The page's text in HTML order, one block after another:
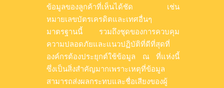
ข้อมูลของลูกค้าที่เห็นได้ชัด เช่น
หมายเลขบัตรเครดิตและเทศอื่นๆ
มาตรฐานนี้ รวมถึงชุดของการควบคุม
ความปลอดภัยและแนวปฏิบัติที่ดีที่สุดที่
องค์กรต้องประยุกต์ใช้ข้อมูล ณ ที่แห่งนี้
ซึ่งเป็นสิ่งสำคัญมากเพราะเหตุที่ข้อมูล
สามารถส่งผลกระทบและชื่อเสียงของผู้